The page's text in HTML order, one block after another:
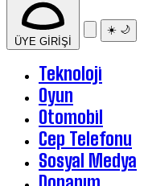
ÜYE GİRİŞİ
☀️ 🌙
Teknoloji
Oyun
Otomobil
Cep Telefonu
Sosyal Medya